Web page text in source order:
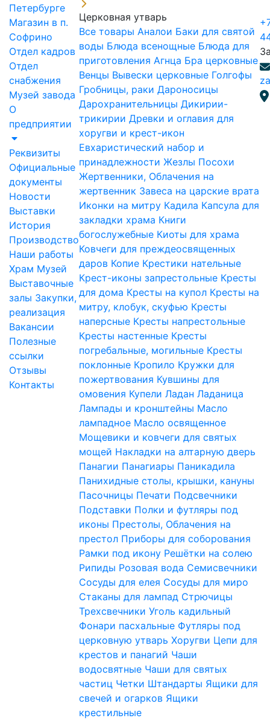
Петербурге
Магазин в п.
Софрино
Отдел кадров
Отдел
снабжения
Музей завода
О
предприятии
Реквизиты
Официальные
документы
Новости
Выставки
История
Производство
Наши работы
Храм Музей
Выставочные
залы Закупки,
реализация
Вакансии
Полезные
ссылки
Отзывы
Контакты
Церковная утварь
Все товары Аналои Баки для святой
воды Блюда всенощные Блюда для
приготовления Агнца Бра церковные
Венцы Вывески церковные Голгофы
Гробницы, раки Дароносицы
Дарохранительницы Дикирии-
трикирии Древки и оглавия для
хоругви и крест-икон
Евхаристический набор и
принадлежности Жезлы Посохи
Жертвенники, Облачения на
жертвенник Завеса на царские врата
Иконки на митру Кадила Капсула для
закладки храма Книги
богослужебные Киоты для храма
Ковчеги для преждеосвященных
даров Копие Крестики нательные
Крест-иконы запрестольные Кресты
для дома Кресты на купол Кресты на
митру, клобук, скуфью Кресты
наперсные Кресты напрестольные
Кресты настенные Кресты
погребальные, могильные Кресты
поклонные Кропило Кружки для
пожертвования Кувшины для
омовения Купели Ладан Ладаница
Лампады и кронштейны Масло
лампадное Масло освященное
Мощевики и ковчеги для святых
мощей Накладки на алтарную дверь
Панагии Панагиары Паникадила
Панихидные столы, крышки, кануны
Пасочницы Печати Подсвечники
Подставки Полки и футляры под
иконы Престолы, Облачения на
престол Приборы для соборования
Рамки под икону Решётки на солею
Рипиды Розовая вода Семисвечники
Сосуды для елея Сосуды для миро
Стаканы для лампад Стрючицы
Трехсвечники Уголь кадильный
Фонари пасхальные Футляры под
церковную утварь Хоругви Цепи для
крестов и панагий Чаши
водосвятные Чаши для святых
частиц Четки Штандарты Ящики для
свечей и огарков Ящики
крестильные